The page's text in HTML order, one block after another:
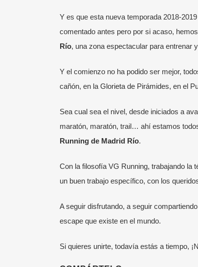
Y es que esta nueva temporada 2018-
comentado antes pero por si acaso,
Río, una zona espectacular para entrenar
Y el comienzo no ha podido ser mejor,
cañón, en laGlorieta de Pirámides, en el
Sea cual sea el nivel, desde iniciados a
maratón, maratón, trail… ahí estamos
Running de Madrid Río.
Con la filosofía VG Running, trabajando
un buen trabajo específico, con los
A seguir disfrutando, a seguir
escape que existe en el mundo.
Si quieres unirte, todavía estás a tiempo,
Somos la Escuela de Running de Victor
Corremos en grupo por el Parque del
Retiro de Madrid mejorando y
momento del deporte de moda: el